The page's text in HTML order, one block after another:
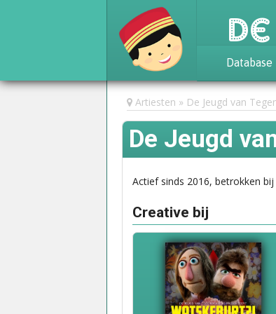
Database
Awards
Artiesten De Jeugd van
De Jeugd
Actief sinds 2016, betrokken
Creative bij